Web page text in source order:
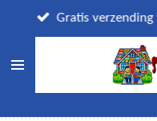
direct
naar
Gratis